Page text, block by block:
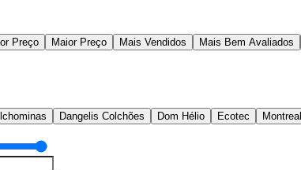
Preço Maior Preço Mais Vendidos Mais Bem Avaliados
Dangelis Colchões Dom Hélio Ecotec Montreal